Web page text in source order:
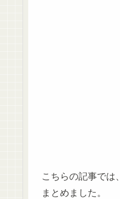
こちらの記事では、
まとめました。